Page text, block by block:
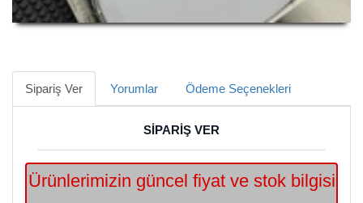
Sipariş Ver Yorumlar Ödeme Seçenekleri
SİPARİŞ VER
Ürünlerimizin güncel fiyat ve stok bilgisi